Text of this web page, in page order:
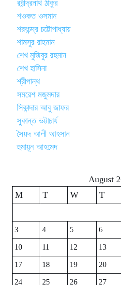
রবীন্দ্রনাথ ঠাকুর
শওকত ওসমান
শরৎচন্দ্র চট্টোপাধ্যায়
শামসুর রাহমান
শেখ মুজিবুর রহমান
শেখ হাসিনা
শ্রীপান্থ
সমরেশ মজুমদার
সিকান্দার আবু জাফর
সুকান্ত ভট্টাচার্য
সৈয়দ আলী আহসান
হুমায়ূন আহমেদ
August
M
T W T
3
4 5 6
10
11 12 13
17
18 19 20
24
25 26 27